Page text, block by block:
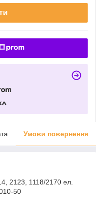
Умови повернення
2123, 1118/2170 ел.
50